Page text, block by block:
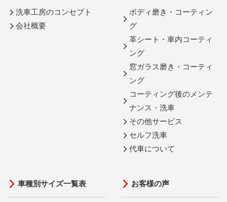
洗車工房のコンセプト
会社概要
ボディ磨き・コーティン
グ
革シート・車内コーティ
ング
窓ガラス磨き・コーティ
ング
コーティング後のメンテ
ナンス・洗車
その他サービス
セルフ洗車
代車について
車種別サイズ一覧表 お客様の声